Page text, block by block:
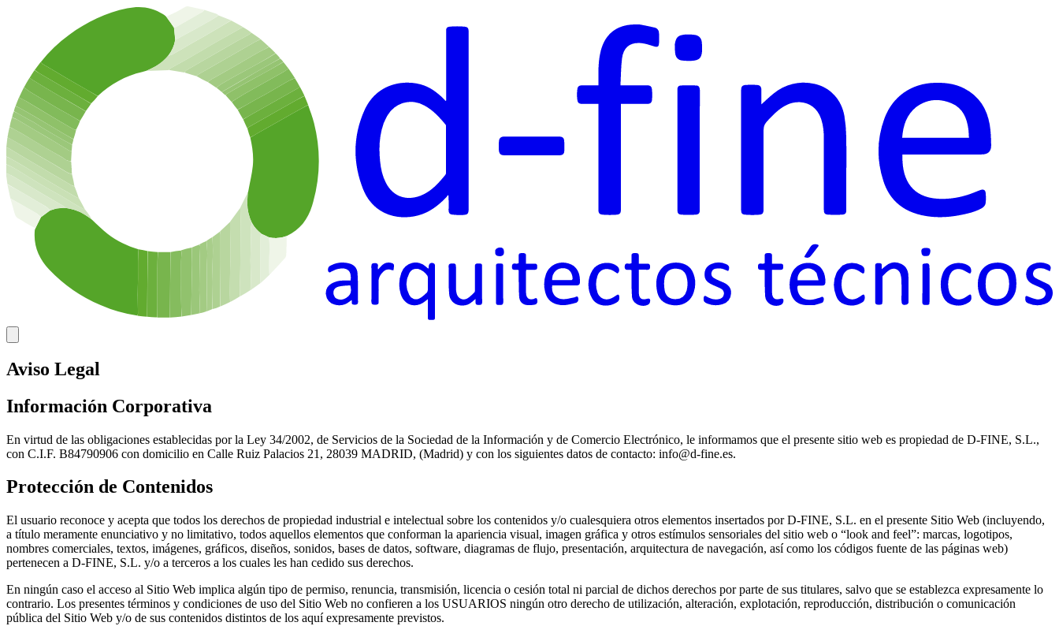
Aviso Legal
Información Corporativa
En virtud de las obligaciones establecidas por la Ley 34/2002, de Servicios de la Sociedad de la Información y de Comercio Electrónico, le informamos que el presente sitio web es propiedad de D-FINE, S.L.,
con C.I.F. B84790906 con domicilio en Calle Ruiz Palacios 21, 28039 MADRID, (Madrid) y con los siguientes datos de contacto: info@d-fine.es.
Protección de Contenidos
El usuario reconoce y acepta que todos los derechos de propiedad industrial e intelectual sobre los contenidos y/o cualesquiera otros elementos insertados por D-FINE, S.L. en el presente Sitio Web (incluyendo,
a título meramente enunciativo y no limitativo, todos aquellos elementos que conforman la apariencia visual, imagen gráfica y otros estímulos sensoriales del sitio web o “look and feel”: marcas, logotipos,
nombres comerciales, textos, imágenes, gráficos, diseños, sonidos, bases de datos, software, diagramas de flujo, presentación, arquitectura de navegación, así como los códigos fuente de las páginas web)
pertenecen a D-FINE, S.L. y/o a terceros a los cuales les han cedido sus derechos.
En ningún caso el acceso al Sitio Web implica algún tipo de permiso, renuncia, transmisión, licencia o cesión total ni parcial de dichos derechos por parte de sus titulares, salvo que se establezca expresamente lo
contrario. Los presentes términos y condiciones de uso del Sitio Web no confieren a los USUARIOS ningún otro derecho de utilización, alteración, explotación, reproducción, distribución o comunicación
pública del Sitio Web y/o de sus contenidos distintos de los aquí expresamente previstos.